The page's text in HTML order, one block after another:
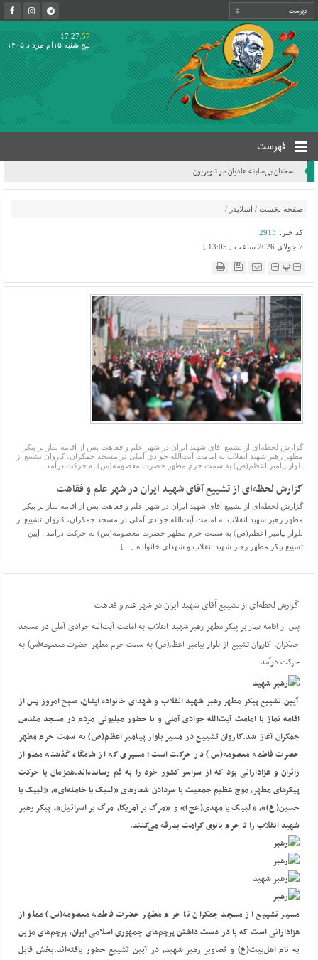
17:27:57
پنج شنبه ۱۵ام مرداد ۱۴۰۵
فهرست
سخنان بی‌سابقه هادیان در تلویزیون
صفحه نخست / اسلایدر /
کد خبر: 2913
7 جولای 2026 ساعت [ 13:05 ]
پ
گزارش لحظه‌ای از تشییع آقای شهید ایران در شهر علم و فقاهت پس از اقامه نماز بر پیکر
مطهر رهبر شهید انقلاب به امامت آیت‌الله جوادی آملی در مسجد جمکران، کاروان تشییع از
بلوار پیامبر اعظم(ص) به سمت حرم مطهر حضرت معصومه(س) به حرکت درآمد.
گزارش لحظه‌ای از تشییع آقای شهید ایران در شهر علم و فقاهت
گزارش لحظه‌ای از تشییع آقای شهید ایران در شهر علم و فقاهت پس از اقامه نماز بر پیکر
مطهر رهبر شهید انقلاب به امامت آیت‌الله جوادی آملی در مسجد جمکران، کاروان تشییع از
بلوار پیامبر اعظم(ص) به سمت حرم مطهر حضرت معصومه(س) به حرکت درآمد. آیین
تشییع پیکر مطهر رهبر شهید انقلاب و شهدای خانواده […]
گزارش لحظه‌ای از تشییع آقای شهید ایران در شهر علم و فقاهت
پس از اقامه نماز بر پیکر مطهر رهبر شهید انقلاب به امامت آیت‌الله جوادی آملی در مسجد
جمکران، کاروان تشییع از بلوار پیامبر اعظم(ص) به سمت حرم مطهر حضرت معصومه(س) به
حرکت درآمد.
آیین تشییع پیکر مطهر رهبر شهید انقلاب و شهدای خانواده ایشان، صبح امروز پس از
اقامه نماز با امامت آیت‌الله جوادی آملیو با حضور میلیونی مردم در مسجد مقدس
جمکران آغاز شد.کاروان تشییع در مسیر بلوار پیامبر اعظم(ص) به سمت حرم مطهر
حضرت فاطمه معصومه(س) در حرکت است؛ مسیری که از شامگاه گذشته مملو از
زائران و عزادارانی بود که از سراسر کشور خود را به قم رسانده‌اند.همزمان با حرکت
پیکرهای مطهر، موج عظیم جمعیت با سردادن شعارهای «لبیک یا خامنه‌ای»، «لبیک یا
حسین(ع)»، «لبیک یا مهدی(عج)» و «مرگ بر آمریکا، مرگ بر اسرائیل»، پیکر رهبر
شهید انقلاب را تا حرم بانوی کرامت بدرقه می‌کنند.
مسیر تشییع از مسجد جمکران تا حرم مطهر حضرت فاطمه معصومه(س) مملو از
عزادارانی است که با در دست داشتن پرچم‌های جمهوری اسلامی ایران، پرچم‌های مزین
به نام اهل‌بیت(ع) و تصاویر رهبر شهید، در آیین تشییع حضور یافته‌اند.بخش قابل